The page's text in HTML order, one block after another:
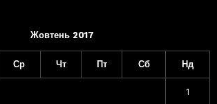
Жовтень 2017
Ср Чт Пт Сб Нд
1